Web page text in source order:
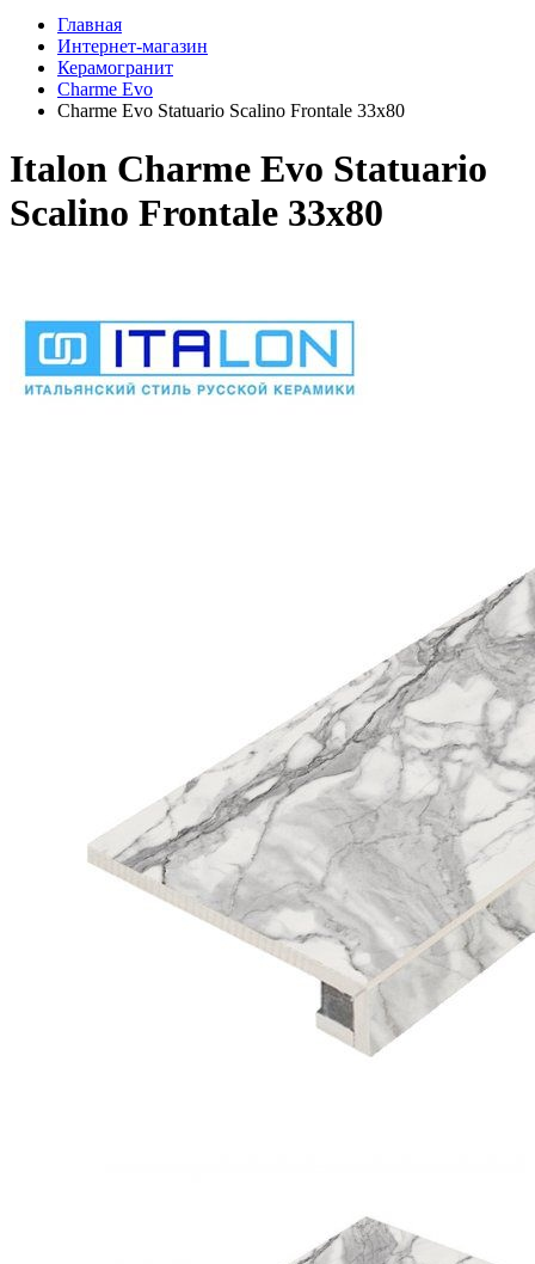
Главная
Интернет-магазин
Керамогранит
Charme Evo
Charme Evo Statuario Scalino Frontale 33х80
Italon Charme Evo Statuario
Scalino Frontale 33х80